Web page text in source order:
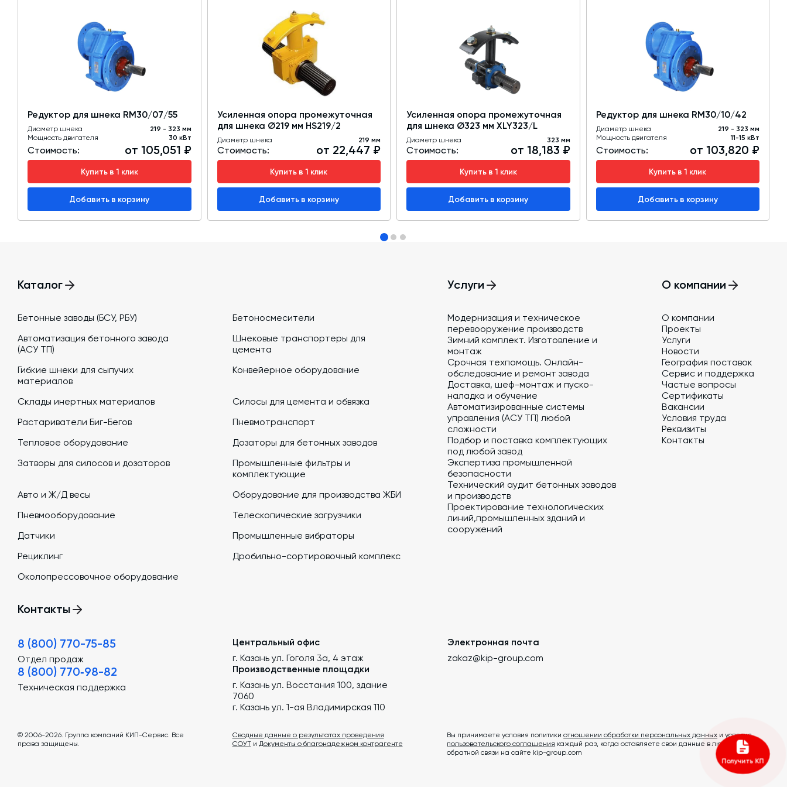
Редуктор для шнека RM30/07/55
Диаметр шнека
219 - 323 мм
Мощность двигателя
30 кВт
Стоимость: от 105,051 ₽
Купить в 1 клик
Добавить в корзину
Усиленная опора промежуточная
для шнека Ø219 мм HS219/2
Диаметр шнека 219 мм
Стоимость: от 22,447 ₽
Купить в 1 клик
Добавить в корзину
Усиленная опора промежуточная
для шнека Ø323 мм XLY323/L
Диаметр шнека 323 мм
Стоимость: от 18,183 ₽
Купить в 1 клик
Добавить в корзину
Редуктор для шнека RM30/10/42
Диаметр шнека
219 - 323 мм
Мощность двигателя
11-15 кВт
Стоимость: от 103,820 ₽
Купить в 1 клик
Добавить в корзину
Каталог
Бетонные заводы (БСУ, РБУ)
Бетоносмесители
Автоматизация бетонного завода
(АСУ ТП)
Шнековые транспортеры для
цемента
Гибкие шнеки для сыпучих
материалов
Конвейерное оборудование
Склады инертных материалов
Силосы для цемента и обвязка
Растариватели Биг-Бегов
Пневмотранспорт
Тепловое оборудование
Дозаторы для бетонных заводов
Затворы для силосов и дозаторов
Промышленные фильтры и
комплектующие
Авто и Ж/Д весы
Оборудование для производства ЖБИ
Пневмооборудование
Телескопические загрузчики
Датчики
Промышленные вибраторы
Рециклинг
Дробильно-сортировочный комплекс
Околопрессовочное оборудование
Услуги
Модернизация и техническое
перевооружение производств
Зимний комплект. Изготовление и
монтаж
Срочная техпомощь. Онлайн-
обследование и ремонт завода
Доставка, шеф-монтаж и пуско-
наладка и обучение
Автоматизированные системы
управления (АСУ ТП) любой
сложности
Подбор и поставка комплектующих
под любой завод
Экспертиза промышленной
безопасности
Технический аудит бетонных заводов
и производств
Проектирование технологических
линий,промышленных зданий и
сооружений
О компании
О компании
Проекты
Услуги
Новости
География поставок
Сервис и поддержка
Частые вопросы
Сертификаты
Вакансии
Условия труда
Реквизиты
Контакты
Контакты
8 (800) 770-75-85
Отдел продаж
8 (800) 770‑98-82
Техническая поддержка
Центральный офис
г. Казань ул. Гоголя 3а, 4 этаж
Производственные площадки
г. Казань ул. Восстания 100, здание
7060
г. Казань ул. 1-ая Владимирская 110
Электронная почта
zakaz@kip-group.com
© 2006-2026. Группа компаний КИП-Сервис. Все
права защищены.
Сводные данные о результатах проведения
СОУТи Документы о благонадежном контрагенте
Вы принимаете условия политикиотношении обработки персональных данных и условия
пользовательского соглашения каждый раз, когда оставляете свои данные в любой форме
обратной связи на сайте kip-group.com
Получить КП